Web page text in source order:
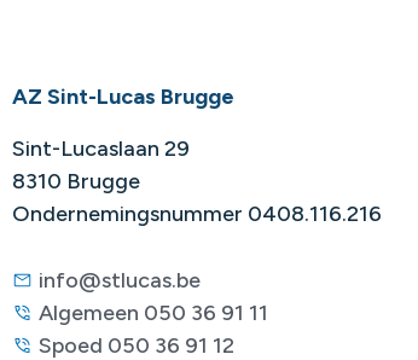
AZ Sint-Lucas Brugge
Sint-Lucaslaan 29
8310 Brugge
Ondernemingsnummer 0408.116.216
info@stlucas.be
Algemeen 050 36 91 11
Spoed 050 36 91 12